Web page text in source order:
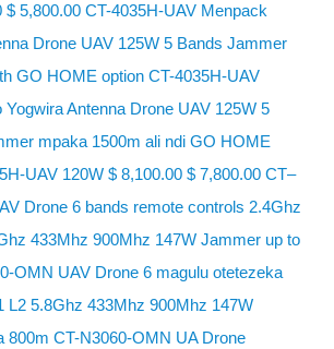
$ 5,800.00 CT-4035H-UAV Menpack
Drone UAV 125W 5 Bands Jammer
GO HOME option CT-4035H-UAV
Yogwira Antenna Drone UAV 125W 5
mpaka 1500m ali ndi GO HOME
UAV 120W $ 8,100.00 $ 7,800.00 CT–
Drone 6 bands remote controls 2.4Ghz
433Mhz 900Mhz 147W Jammer up to
OMN UAV Drone 6 magulu otetezeka
L2 5.8Ghz 433Mhz 900Mhz 147W
800m CT-N3060-OMN UA Drone